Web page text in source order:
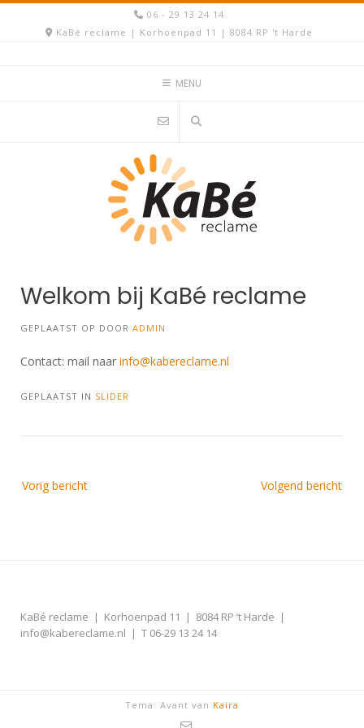
Spring
06 - 29 13 24 14
KaBé reclame | Korhoenpad 11 | 8084 RP 't Harde
MENU
Welkom bij KaBé reclame
GEPLAATST OP DOOR ADMIN
Contact: mail naar info@kabereclame.nl
GEPLAATST IN SLIDER
navigatie
Vorig bericht Volgend bericht
KaBé reclame | Korhoenpad 11 | 8084 RP ’t Harde |
info@kabereclame.nl | T 06-29 13 24 14
Tema: Avant van Kaira